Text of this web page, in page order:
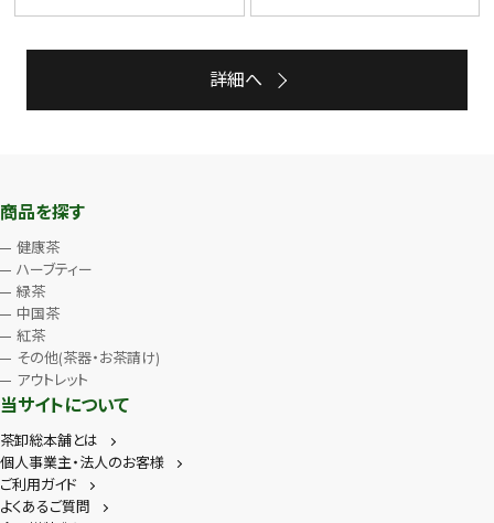
詳細へ
商品を探す
健康茶
ハーブティー
緑茶
中国茶
紅茶
その他(茶器・お茶請け)
アウトレット
当サイトについて
茶卸総本舗とは
個人事業主・法人のお客様
ご利用ガイド
よくあるご質問